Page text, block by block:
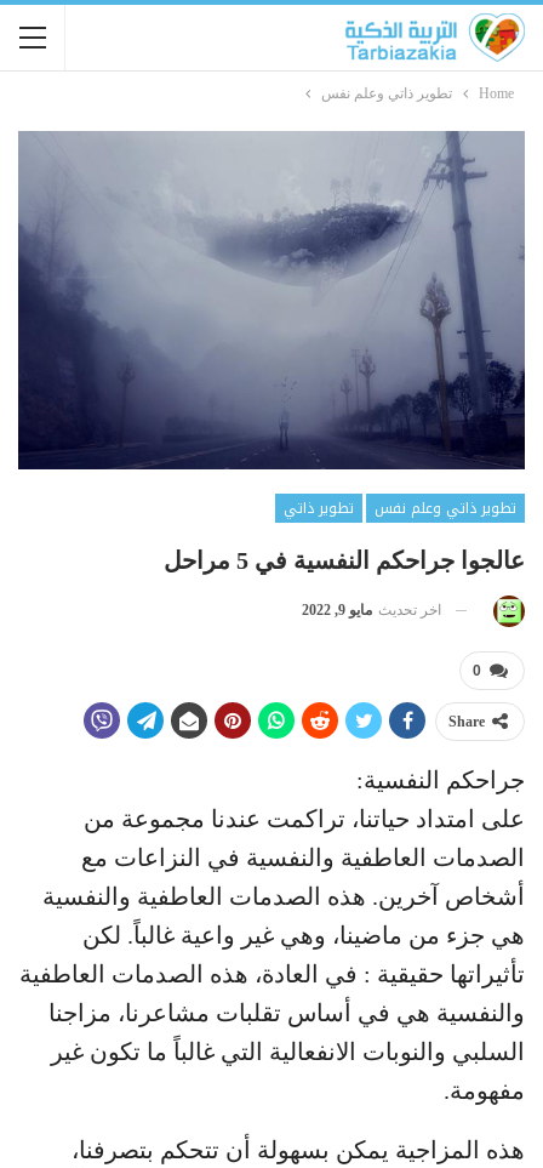
Home تطوير ذاتي وعلم نفس
تطوير ذاتي وعلم نفس
تطوير ذاتي
عالجوا جراحكم النفسية في 5 مراحل
اخر تحديث مايو 9, 2022
0
Share
جراحكم النفسية:
على امتداد حياتنا، تراكمت عندنا مجموعة من
الصدمات العاطفية والنفسية في النزاعات مع
أشخاص آخرين. هذه الصدمات العاطفية والنفسية
هي جزء من ماضينا، وهي غير واعية غالباً. لكن
تأثيراتها حقيقية : في العادة، هذه الصدمات العاطفية
والنفسية هي في أساس تقلبات مشاعرنا، مزاجنا
السلبي والنوبات الانفعالية التي غالباً ما تكون غير
مفهومة.
هذه المزاجية يمكن بسهولة أن تتحكم بتصرفنا،